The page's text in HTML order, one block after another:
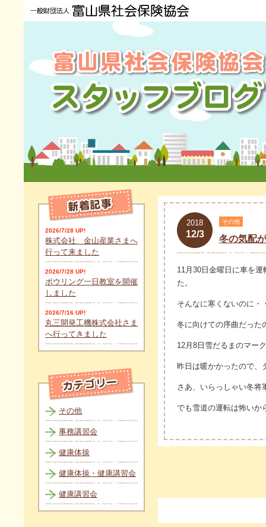
2018
12/3
その他
冬の気配
11月30日金曜日に車を
た。
そんなに寒くないのに・
冬に向けての序曲だった
12月8日雪だるまのマー
昨日は暖かかったので、
さあ、いらっしゃい冬将
でも雪道の運転は怖いか
2026/7/28 UP!
株式会社 金山産業さまへ
行って来ました
2026/7/28 UP!
ボウリング一日教室を開催
しました
2026/7/16 UP!
丸三開発工機株式会社さま
へ行ってきました
その他
事務講習会
健康体操
健康体操・健康講習会
健康講習会